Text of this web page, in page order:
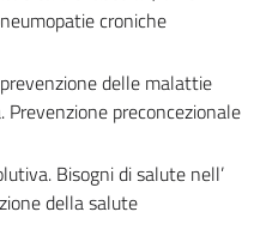
croniche
delle malattie
preconcezionale
Bisogni di salute nell’
della salute